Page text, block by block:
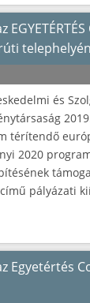
telephelyén
és
térítendő
2020
pályázati
Egyetértés